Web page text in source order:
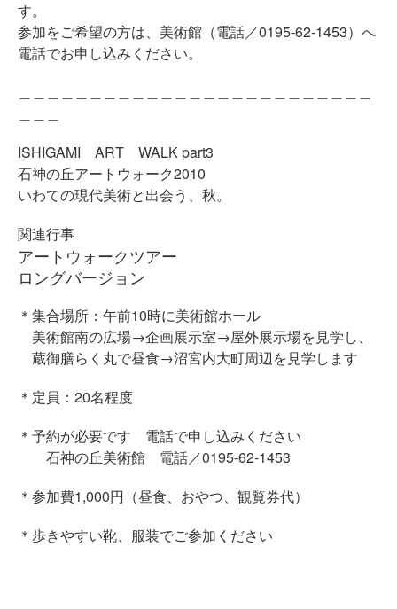
す。
参加をご希望の方は、美術館（電話／0195-62-1453）へ
電話でお申し込みください。
ISHIGAMI ART WALK part3
石神の丘アートウォーク2010
いわての現代美術と出会う、秋。
関連行事
アートウォークツアー
ロングバージョン
＊集合場所：午前10時に美術館ホール
美術館南の広場→企画展示室→屋外展示場を見学し、
蔵御膳らく丸で昼食→沼宮内大町周辺を見学します
＊定員：20名程度
＊予約が必要です 電話で申し込みください
石神の丘美術館 電話／0195-62-1453
＊参加費1,000円（昼食、おやつ、観覧券代）
＊歩きやすい靴、服装でご参加ください